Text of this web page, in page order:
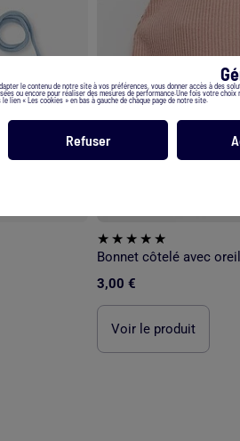
le contenu de notre site à vos préférences, vous donner accès à des
ou encore pour réaliser des mesures de performance.Une fois votre choix
lien « Les cookies » en bas à gauche de chaque page de notre site.
Refuser
Bonnet côtelé avec
3,00 €
Voir le produit